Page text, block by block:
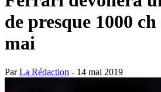
de presque 1000
mai
ParLa Rédaction - 14 mai 2019